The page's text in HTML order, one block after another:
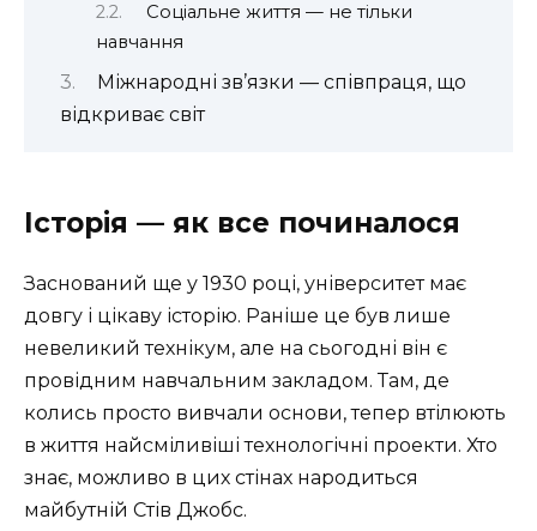
Соціальне життя — не тільки
навчання
Міжнародні зв’язки — співпраця, що
відкриває світ
Історія — як все починалося
Заснований ще у 1930 році, університет має
довгу і цікаву історію. Раніше це був лише
невеликий технікум, але на сьогодні він є
провідним навчальним закладом. Там, де
колись просто вивчали основи, тепер втілюють
в життя найсміливіші технологічні проекти. Хто
знає, можливо в цих стінах народиться
майбутній Стів Джобс.